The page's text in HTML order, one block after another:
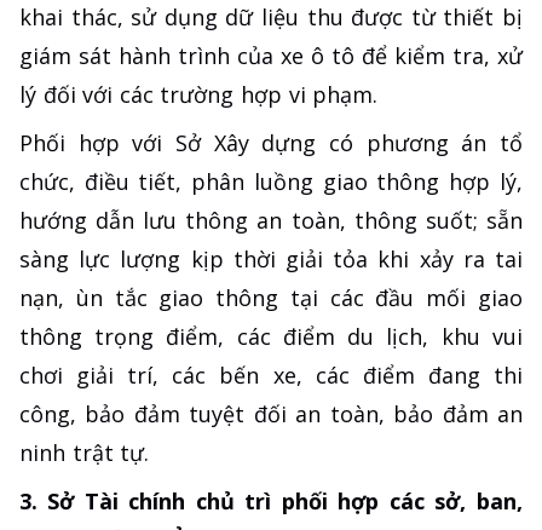
khai thác, sử dụng dữ liệu thu được từ thiết bị
giám sát hành trình của xe ô tô để kiểm tra, xử
lý đối với các trường hợp vi phạm.
Phối hợp với Sở Xây dựng có phương án tổ
chức, điều tiết, phân luồng giao thông hợp lý,
hướng dẫn lưu thông an toàn, thông suốt; sẵn
sàng lực lượng kịp thời giải tỏa khi xảy ra tai
nạn, ùn tắc giao thông tại các đầu mối giao
thông trọng điểm, các điểm du lịch, khu vui
chơi giải trí, các bến xe, các điểm đang thi
công, bảo đảm tuyệt đối an toàn, bảo đảm an
ninh trật tự.
3. Sở Tài chính chủ trì phối hợp các sở, ban,